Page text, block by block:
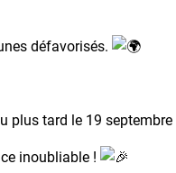
défavorisés.
plus tard le 19
inoubliable !